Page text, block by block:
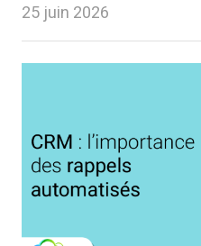
25 juin 2026